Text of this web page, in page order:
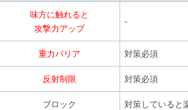
味方に触れると
攻撃力アップ
-
重力バリア 対策必須
反射制限 対策必須
ブロック 対策していると